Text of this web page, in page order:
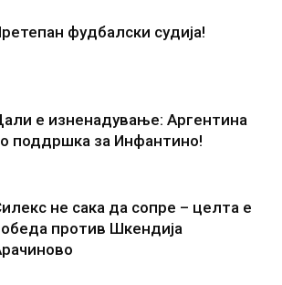
фудбалски судија!
е изненадување: Аргентина
поддршка за Инфантино!
не сака да сопре – целта е
против Шкендија